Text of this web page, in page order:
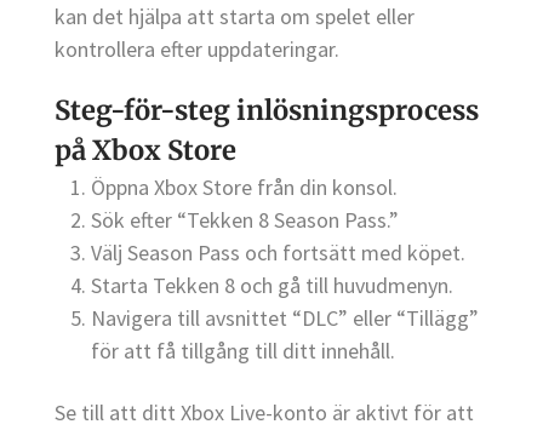
kan det hjälpa att starta om spelet eller
kontrollera efter uppdateringar.
Steg-för-steg inlösningsprocess
på Xbox Store
Öppna Xbox Store från din konsol.
Sök efter “Tekken 8 Season Pass.”
Välj Season Pass och fortsätt med köpet.
Starta Tekken 8 och gå till huvudmenyn.
Navigera till avsnittet “DLC” eller “Tillägg”
för att få tillgång till ditt innehåll.
Se till att ditt Xbox Live-konto är aktivt för att